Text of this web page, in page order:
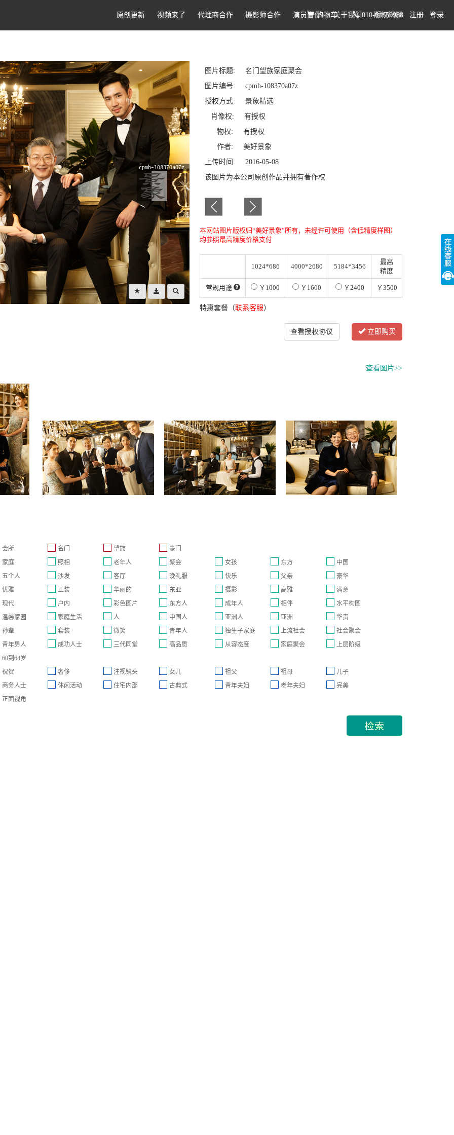
原创更新 视频来了 代理商合作 摄影师合作 演员合作 关于我们 版权问题
购物车 010-64159988 注册 登录
图片标题: 名门望族家庭聚会
图片编号: cpmh-108370a07z
授权方式: 景象精选
肖像权: 有授权
物权: 有授权
作者: 美好景象
上传时间: 2016-05-08
该图片为本公司原创作品并拥有著作权
本网站图片版权归“美好景象”所有，未经许可使用（含低精度样图）
均参照最高精度价格支付
1024*686 4000*2680 5184*3456
最高
精度
常规用途 ￥1000 ￥1600 ￥2400 ￥3500
特惠套餐（联系客服）
查看授权协议 立即购买
查看图片>>
会所 名门 望族
豪门
家庭
照相 老年人 聚会 女孩 东方
中国
五个人
沙发 客厅 晚礼服 快乐 父亲
豪华
优雅
正装 华丽的 东亚 摄影 高雅
满意
现代
户内 彩色图片 东方人 成年人 相伴
水平构图
温馨家园
家庭生活 人 中国人 亚洲人 亚洲
华贵
孙辈
套装 微笑 青年人 独生子家庭 上流社会
社会聚会
青年男人
成功人士 三代同堂 高品质 从容态度 家庭聚会
上层阶级
60到64岁
祝贺
奢侈 注视镜头 女儿 祖父 祖母
儿子
商务人士
休闲活动 住宅内部 古典式 青年夫妇 老年夫妇
完美
正面视角